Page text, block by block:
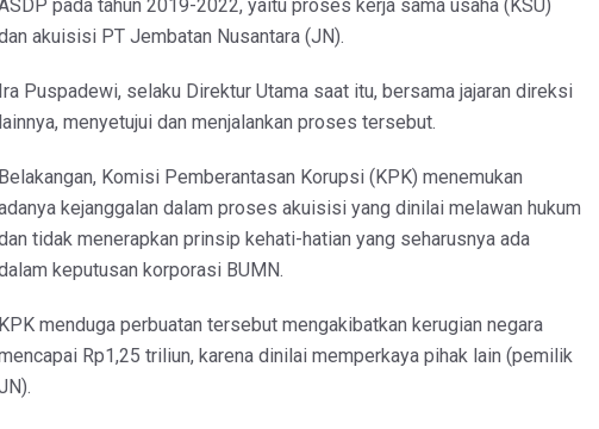
pada tahun 2019-2022, yaitu proses kerja sama usaha (KSU)
akuisisi PT Jembatan Nusantara (JN).
Ira Puspadewi, selaku Direktur Utama saat itu, bersama jajaran direksi
lainnya, menyetujui dan menjalankan proses tersebut.
Belakangan, Komisi Pemberantasan Korupsi (KPK) menemukan
kejanggalan dalam proses akuisisi yang dinilai melawan hukum
tidak menerapkan prinsip kehati-hatian yang seharusnya ada
keputusan korporasi BUMN.
KPK menduga perbuatan tersebut mengakibatkan kerugian negara
Rp1,25 triliun, karena dinilai memperkaya pihak lain (pemilik